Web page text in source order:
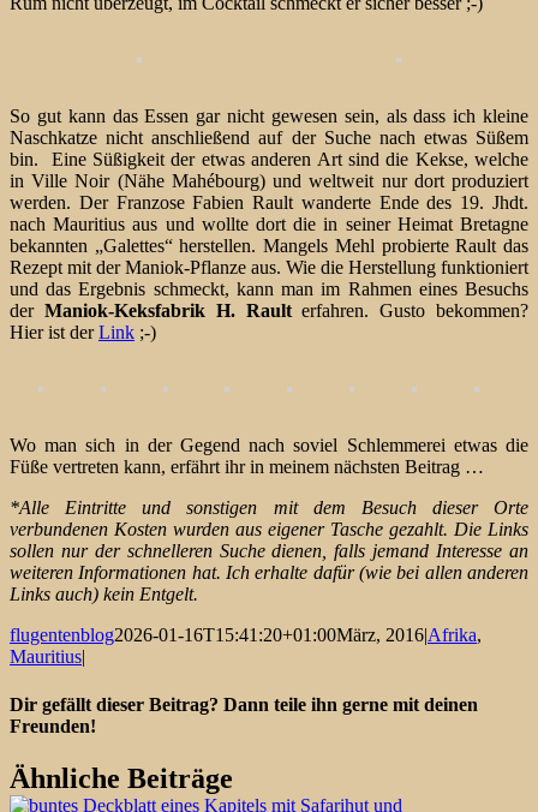
So gut kann das Essen gar nicht gewesen sein, als dass ich kleine
Naschkatze nicht anschließend auf der Suche nach etwas Süßem
bin. Eine Süßigkeit der etwas anderen Art sind die Kekse, welche
in Ville Noir (Nähe Mahébourg) und weltweit nur dort produziert
werden. Der Franzose Fabien Rault wanderte Ende des 19. Jhdt.
nach Mauritius aus und wollte dort die in seiner Heimat Bretagne
bekannten „Galettes“ herstellen. Mangels Mehl probierte Rault das
Rezept mit der Maniok-Pflanze aus. Wie die Herstellung funktioniert
und das Ergebnis schmeckt, kann man im Rahmen eines Besuchs
der Maniok-Keksfabrik H. Raulterfahren. Gusto bekommen?
Hier ist derLink ;-)
Wo man sich in der Gegend nach soviel Schlemmerei etwas die
Füße vertreten kann, erfährt ihr in meinem nächsten Beitrag …
*Alle Eintritte und sonstigen mit dem Besuch dieser Orte
verbundenen Kosten wurden aus eigener Tasche gezahlt. Die Links
sollen nur der schnelleren Suche dienen, falls jemand Interesse an
weiteren Informationen hat. Ich erhalte dafür (wie bei allen anderen
Links auch) kein Entgelt.
flugentenblog2026-01-16T15:41:20+01:00März, 2016|Afrika,
Mauritius|
Dir gefällt dieser Beitrag? Dann teile ihn gerne mit deinen
Freunden!
Facebook
X
Pinterest
Ähnliche Beiträge